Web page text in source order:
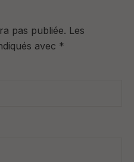
pas publiée. Les
avec *